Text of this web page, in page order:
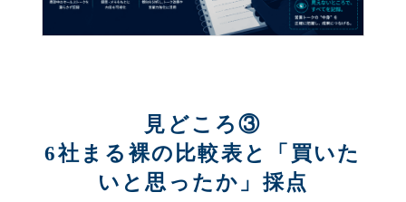
見どころ③
6社まる裸の比較表と「買いた
いと思ったか」採点